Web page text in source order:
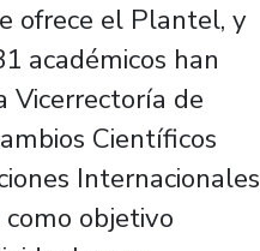
ofrece el Plantel, y
académicos han
Vicerrectoría de
Científicos
Internacionales
objetivo